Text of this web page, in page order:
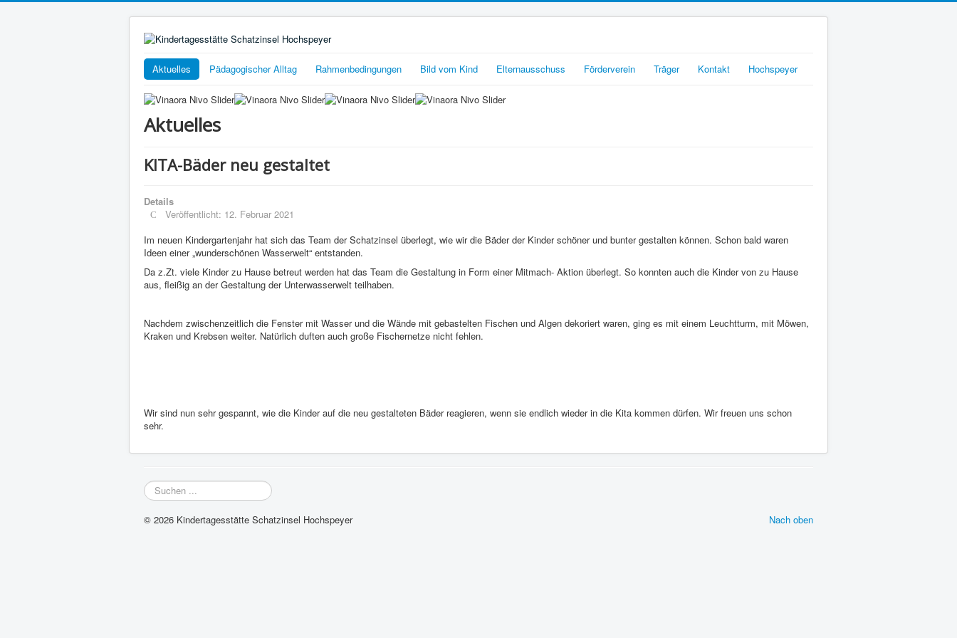
Aktuelles Pädagogischer Alltag Rahmenbedingungen Bild vom Kind Elternausschuss Förderverein Träger Kontakt Hochspeyer
Aktuelles
KITA-Bäder neu gestaltet
Details
Veröffentlicht: 12. Februar 2021
Im neuen Kindergartenjahr hat sich das Team der Schatzinsel überlegt, wie wir die Bäder der Kinder schöner und bunter gestalten können. Schon bald waren
Ideen einer „wunderschönen Wasserwelt“ entstanden.
Da z.Zt. viele Kinder zu Hause betreut werden hat das Team die Gestaltung in Form einer Mitmach- Aktion überlegt. So konnten auch die Kinder von zu Hause
aus, fleißig an der Gestaltung der Unterwasserwelt teilhaben.
Nachdem zwischenzeitlich die Fenster mit Wasser und die Wände mit gebastelten Fischen und Algen dekoriert waren, ging es mit einem Leuchtturm, mit Möwen,
Kraken und Krebsen weiter. Natürlich duften auch große Fischernetze nicht fehlen.
Wir sind nun sehr gespannt, wie die Kinder auf die neu gestalteten Bäder reagieren, wenn sie endlich wieder in die Kita kommen dürfen. Wir freuen uns schon
sehr.
Suchen
...
Nach oben
© 2026 Kindertagesstätte Schatzinsel Hochspeyer